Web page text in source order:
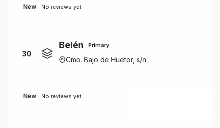
New No reviews yet
30
Belén Primary
Cmo. Bajo de Huetor, s/n
New No reviews yet